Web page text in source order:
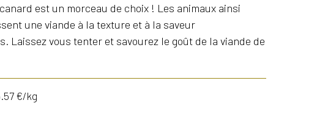
est un morceau de choix ! Les animaux ainsi
une viande à la texture et à la saveur
Laissez vous tenter et savourez le goût de la viande de
€/kg